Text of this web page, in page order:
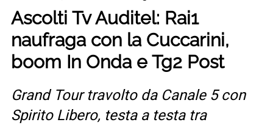
Ascolti Tv Auditel: Rai1
naufraga con la Cuccarini,
boom In Onda e Tg2 Post
Grand Tour travolto da Canale 5 con
Spirito Libero, testa a testa tra